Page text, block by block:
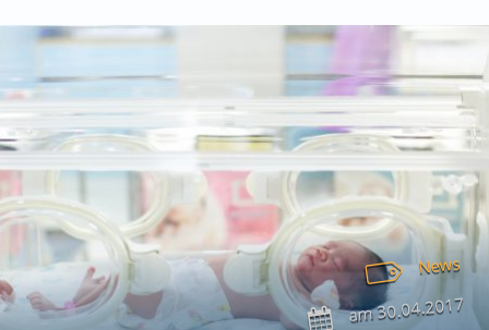
News
am30.04.2017